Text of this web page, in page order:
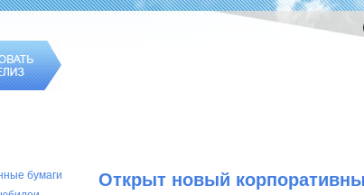
бумаги
Открыт новый